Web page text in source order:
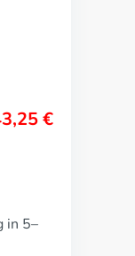
€
in 5–